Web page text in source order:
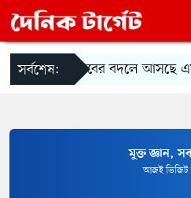
সর্বশেষ:র‍্যাবের বদলে আসছে
মুক্ত জ্ঞান,
আজই